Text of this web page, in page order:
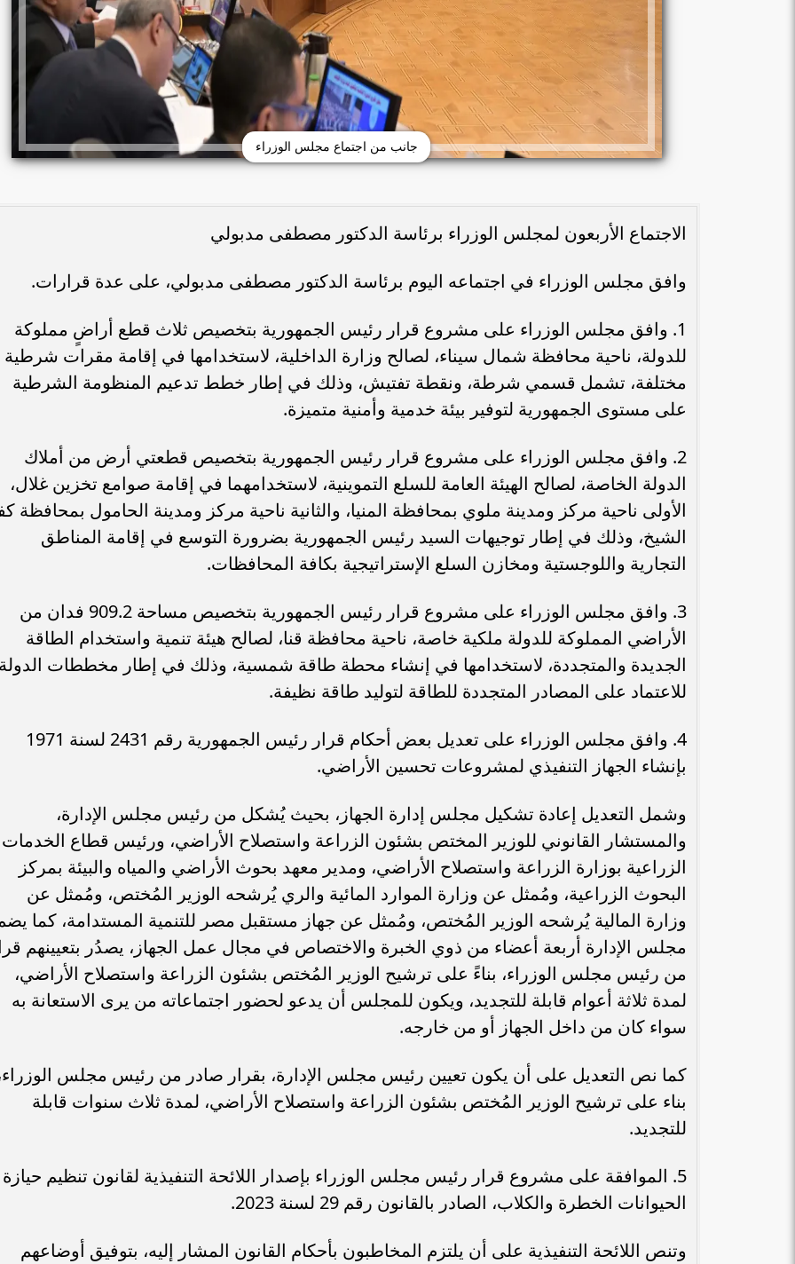
جانب من اجتماع مجلس الوزراء
الاجتماع الأربعون لمجلس الوزراء برئاسة الدكتور مصطفى مدبولي
وافق مجلس الوزراء في اجتماعه اليوم برئاسة الدكتور مصطفى مدبولي، على عدة قرارات.
1. وافق مجلس الوزراء على مشروع قرار رئيس الجمهورية بتخصيص ثلاث قطع أراضٍ مملوكة
للدولة، ناحية محافظة شمال سيناء، لصالح وزارة الداخلية، لاستخدامها في إقامة مقرات شرطية
مختلفة، تشمل قسمي شرطة، ونقطة تفتيش، وذلك في إطار خطط تدعيم المنظومة الشرطية
على مستوى الجمهورية لتوفير بيئة خدمية وأمنية متميزة.
2. وافق مجلس الوزراء على مشروع قرار رئيس الجمهورية بتخصيص قطعتي أرض من أملاك
الدولة الخاصة، لصالح الهيئة العامة للسلع التموينية، لاستخدامهما في إقامة صوامع تخزين غلال،
الأولى ناحية مركز ومدينة ملوي بمحافظة المنيا، والثانية ناحية مركز ومدينة الحامول بمحافظة
الشيخ، وذلك في إطار توجيهات السيد رئيس الجمهورية بضرورة التوسع في إقامة المناطق
التجارية واللوجستية ومخازن السلع الإستراتيجية بكافة المحافظات.
3. وافق مجلس الوزراء على مشروع قرار رئيس الجمهورية بتخصيص مساحة 909.2 فدان من
الأراضي المملوكة للدولة ملكية خاصة، ناحية محافظة قنا، لصالح هيئة تنمية واستخدام الطاقة
الجديدة والمتجددة، لاستخدامها في إنشاء محطة طاقة شمسية، وذلك في إطار مخططات
للاعتماد على المصادر المتجددة للطاقة لتوليد طاقة نظيفة.
4. وافق مجلس الوزراء على تعديل بعض أحكام قرار رئيس الجمهورية رقم 2431 لسنة 1971
بإنشاء الجهاز التنفيذي لمشروعات تحسين الأراضي.
وشمل التعديل إعادة تشكيل مجلس إدارة الجهاز، بحيث يُشكل من رئيس مجلس الإدارة،
والمستشار القانوني للوزير المختص بشئون الزراعة واستصلاح الأراضي، ورئيس قطاع الخدمات
الزراعية بوزارة الزراعة واستصلاح الأراضي، ومدير معهد بحوث الأراضي والمياه والبيئة بمركز
البحوث الزراعية، ومُمثل عن وزارة الموارد المائية والري يُرشحه الوزير المُختص، ومُمثل عن
وزارة المالية يُرشحه الوزير المُختص، ومُمثل عن جهاز مستقبل مصر للتنمية المستدامة، كما
مجلس الإدارة أربعة أعضاء من ذوي الخبرة والاختصاص في مجال عمل الجهاز، يصدُر بتعيينهم
من رئيس مجلس الوزراء، بناءً على ترشيح الوزير المُختص بشئون الزراعة واستصلاح الأراضي،
لمدة ثلاثة أعوام قابلة للتجديد، ويكون للمجلس أن يدعو لحضور اجتماعاته من يرى الاستعانة به
سواء كان من داخل الجهاز أو من خارجه.
كما نص التعديل على أن يكون تعيين رئيس مجلس الإدارة، بقرار صادر من رئيس مجلس
بناء على ترشيح الوزير المُختص بشئون الزراعة واستصلاح الأراضي، لمدة ثلاث سنوات قابلة
للتجديد.
5. الموافقة على مشروع قرار رئيس مجلس الوزراء بإصدار اللائحة التنفيذية لقانون تنظيم حيازة
الحيوانات الخطرة والكلاب، الصادر بالقانون رقم 29 لسنة 2023.
وتنص اللائحة التنفيذية على أن يلتزم المخاطبون بأحكام القانون المشار إليه، بتوفيق أوضاعهم
للشباب” ويقدم العديد من العروض...
الأوسط” لأقوي 100 رئيس تنفيذي في...
عطل فني بتطبيق My NTRA...